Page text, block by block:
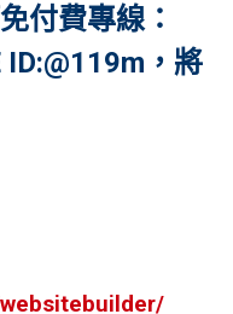
付費專線：
，將